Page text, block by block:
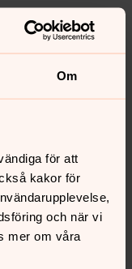
Om
för att
kakor för
och när vi
mer om våra
ett år